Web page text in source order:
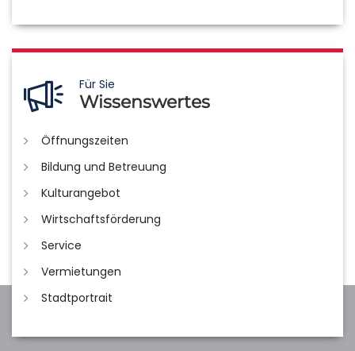
Für Sie
Wissenswertes
Öffnungszeiten
Bildung und Betreuung
Kulturangebot
Wirtschaftsförderung
Service
Vermietungen
Stadtportrait